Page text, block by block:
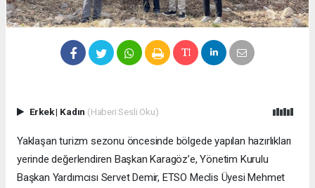
Erkek| Kadın (Haberi Sesli Oku)
Yaklaşan turizm sezonu öncesinde bölgede yapılan hazırlıkları
yerinde değerlendiren Başkan Karagöz’e, Yönetim Kurulu
Başkan Yardımcısı Servet Demir, ETSO Meclis Üyesi Mehmet